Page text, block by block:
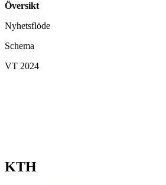
Översikt
Nyhetsflöde
Schema
VT 2024
KTH